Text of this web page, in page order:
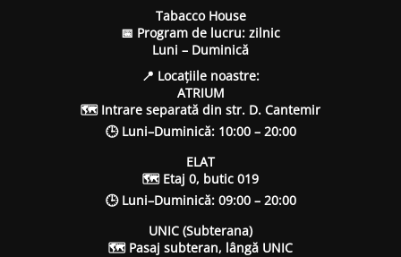
Tabacco House
📅 Program de lucru: zilnic
Luni – Duminică
📍 Locațiile noastre:
ATRIUM
🗺 Intrare separată din str. D. Cantemir
🕒 Luni–Duminică: 10:00 – 20:00
ELAT
🗺 Etaj 0, butic 019
🕒 Luni–Duminică: 09:00 – 20:00
UNIC (Subterana)
🗺 Pasaj subteran, lângă UNIC